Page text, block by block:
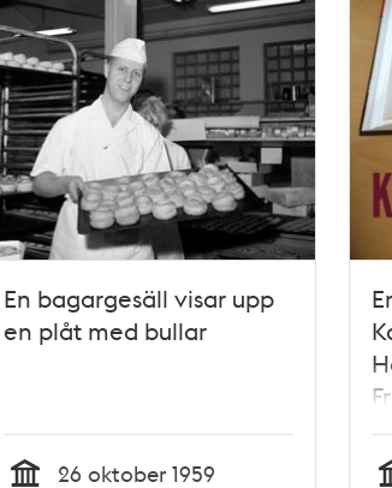
En bagargesäll visar upp
en plåt med bullar
26 oktober 1959